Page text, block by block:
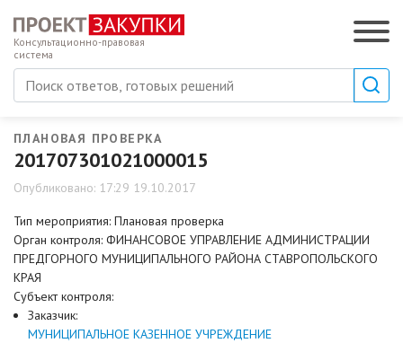
Консультационно-правовая
система
ПЛАНОВАЯ ПРОВЕРКА
201707301021000015
Опубликовано: 17:29 19.10.2017
Тип мероприятия: Плановая проверка
Орган контроля: ФИНАНСОВОЕ УПРАВЛЕНИЕ АДМИНИСТРАЦИИ
ПРЕДГОРНОГО МУНИЦИПАЛЬНОГО РАЙОНА СТАВРОПОЛЬСКОГО
КРАЯ
Субъект контроля:
Заказчик:
МУНИЦИПАЛЬНОЕ КАЗЕННОЕ УЧРЕЖДЕНИЕ